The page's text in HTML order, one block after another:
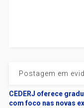
Postagem em
CEDERJ oferece
com foco nas novas